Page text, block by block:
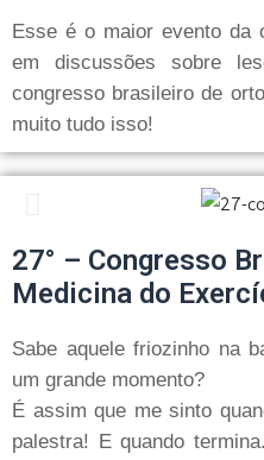
Esse é o maior evento da
em discussões sobre
congresso brasileiro de
muito tudo isso!
27° – Congresso
Medicina do
Sabe aquele friozinho na
um grande momento?
É assim que me sinto
palestra! E quando